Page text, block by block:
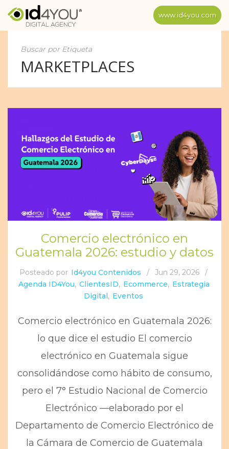
www.id4you.com
Buscar por Etiqueta
MARKETPLACES
Comercio electrónico en
Guatemala 2026: estudio y datos
Posteado por Id4you Contenidos / Jun 29, 2026
/
Agenda ID4You, ClientesID, Ecommerce, Estrategia
Digital, Eventos
Comercio electrónico en Guatemala 2026:
lo que dice el estudio El comercio
electrónico en Guatemala sigue
consolidándose como hábito de consumo,
pero el 7° Estudio Nacional de Comercio
Electrónico —elaborado por el
Departamento de Comercio Electrónico de
la Cámara de Comercio de Guatemala